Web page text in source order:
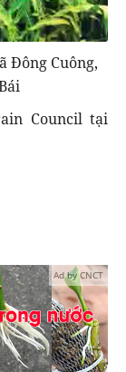
Đông Cuông,
Council tại
Ad by CNCT